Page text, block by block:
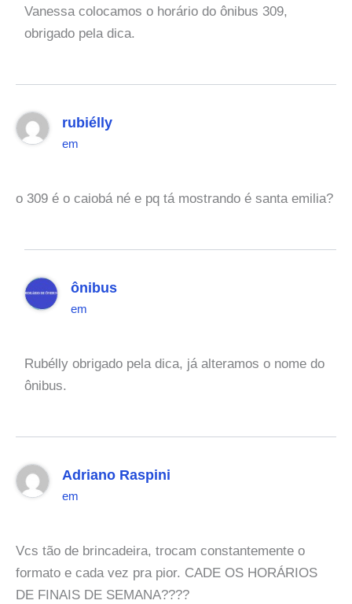
Vanessa colocamos o horário do ônibus 309,
obrigado pela dica.
rubiélly
em
o 309 é o caiobá né e pq tá mostrando é santa emilia?
ônibus
em
Rubélly obrigado pela dica, já alteramos o nome do
ônibus.
Adriano Raspini
em
Vcs tão de brincadeira, trocam constantemente o
formato e cada vez pra pior. CADE OS HORÁRIOS
DE FINAIS DE SEMANA????